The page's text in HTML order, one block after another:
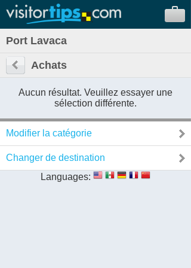
Port Lavaca
Achats
Aucun résultat. Veuillez essayer une
sélection différente.
Modifier la catégorie
Changer de destination
Languages: